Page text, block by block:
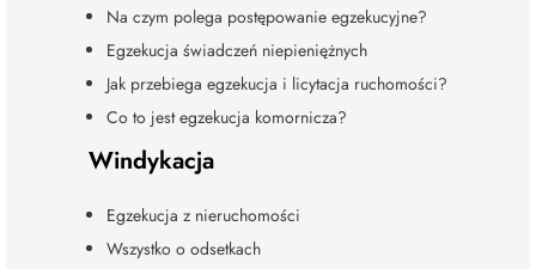
Na czym polega postępowanie egzekucyjne?
Egzekucja świadczeń niepieniężnych
Jak przebiega egzekucja i licytacja ruchomości?
Co to jest egzekucja komornicza?
Windykacja
Egzekucja z nieruchomości
Wszystko o odsetkach